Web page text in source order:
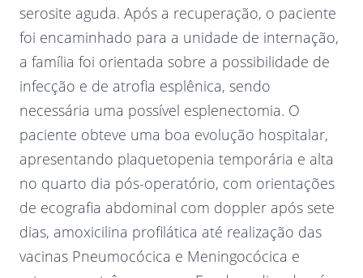
serosite aguda. Após a recuperação, o paciente
foi encaminhado para a unidade de internação,
a família foi orientada sobre a possibilidade de
infecção e de atrofia esplênica, sendo
necessária uma possível esplenectomia. O
paciente obteve uma boa evolução hospitalar,
apresentando plaquetopenia temporária e alta
no quarto dia pós-operatório, com orientações
de ecografia abdominal com doppler após sete
dias, amoxicilina profilática até realização das
vacinas Pneumocócica e Meningocócica e